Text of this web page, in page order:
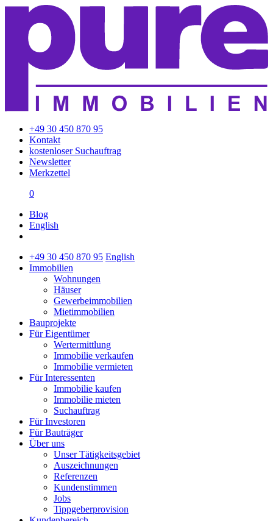
+49 30 450 870 95
Kontakt
kostenloser Suchauftrag
Newsletter
Merkzettel
0
Blog
English
+49 30 450 870 95 English
Immobilien
Wohnungen
Häuser
Gewerbeimmobilien
Mietimmobilien
Bauprojekte
Für Eigentümer
Wertermittlung
Immobilie verkaufen
Immobilie vermieten
Für Interessenten
Immobilie kaufen
Immobilie mieten
Suchauftrag
Für Investoren
Für Bauträger
Über uns
Unser Tätigkeitsgebiet
Auszeichnungen
Referenzen
Kundenstimmen
Jobs
Tippgeberprovision